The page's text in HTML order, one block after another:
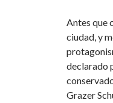
Antes que
ciudad, y
declarado
Grazer